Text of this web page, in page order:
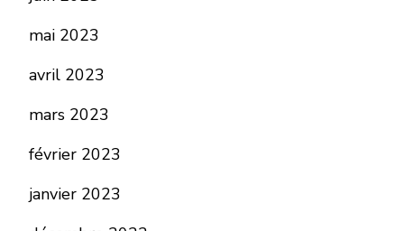
mai 2023
avril 2023
mars 2023
février 2023
janvier 2023